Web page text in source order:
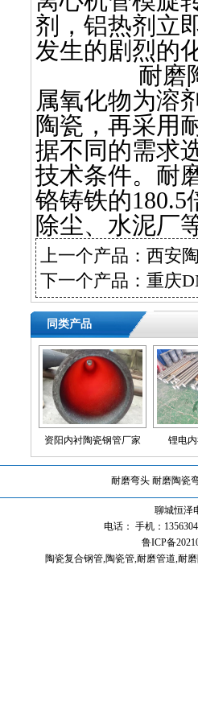
剂，铝热剂立
发生的剧烈
耐磨陶
属氧化物为溶
陶瓷，再采用
据不同的需求
技术条件。耐
铬铸铁的
除尘、水泥
上一个产品： 西安
下一个产品： 重庆
同类产品
资阳内衬陶瓷钢管厂家 锂电
耐磨弯头 耐磨陶瓷
聊城恒泽
电话： 手机：
鲁ICP备
陶瓷复合钢管,陶瓷管,耐磨管道,耐